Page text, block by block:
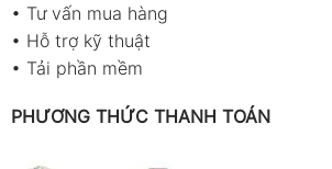
• Tư vấn mua hàng
• Hỗ trợ kỹ thuật
• Tải phần mềm
PHƯƠNG THỨC THANH TOÁN